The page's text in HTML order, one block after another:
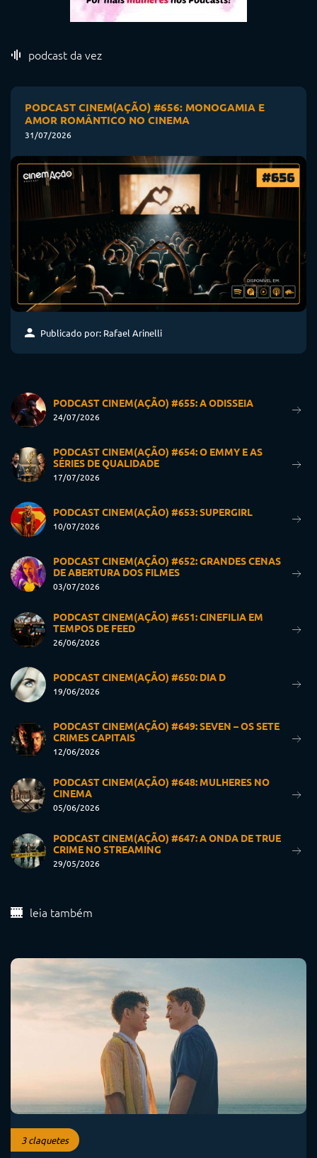
podcast da vez
PODCAST CINEM(AÇÃO) #656: MONOGAMIA E
AMOR ROMÂNTICO NO CINEMA
31/07/2026
Publicado por: Rafael Arinelli
PODCAST CINEM(AÇÃO) #655: A ODISSEIA
24/07/2026
PODCAST CINEM(AÇÃO) #654: O EMMY E AS
SÉRIES DE QUALIDADE
17/07/2026
PODCAST CINEM(AÇÃO) #653: SUPERGIRL
10/07/2026
PODCAST CINEM(AÇÃO) #652: GRANDES CENAS
DE ABERTURA DOS FILMES
03/07/2026
PODCAST CINEM(AÇÃO) #651: CINEFILIA EM
TEMPOS DE FEED
26/06/2026
PODCAST CINEM(AÇÃO) #650: DIA D
19/06/2026
PODCAST CINEM(AÇÃO) #649: SEVEN – OS SETE
CRIMES CAPITAIS
12/06/2026
PODCAST CINEM(AÇÃO) #648: MULHERES NO
CINEMA
05/06/2026
PODCAST CINEM(AÇÃO) #647: A ONDA DE TRUE
CRIME NO STREAMING
29/05/2026
leia também
3 claquetes